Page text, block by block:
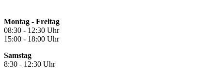
Montag - Freitag
08:30 - 12:30 Uhr
15:00 - 18:00 Uhr
Samstag
8:30 - 12:30 Uhr